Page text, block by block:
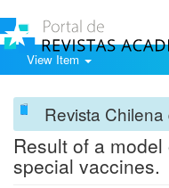
View Item
Revista
Result of a
special vaccines.